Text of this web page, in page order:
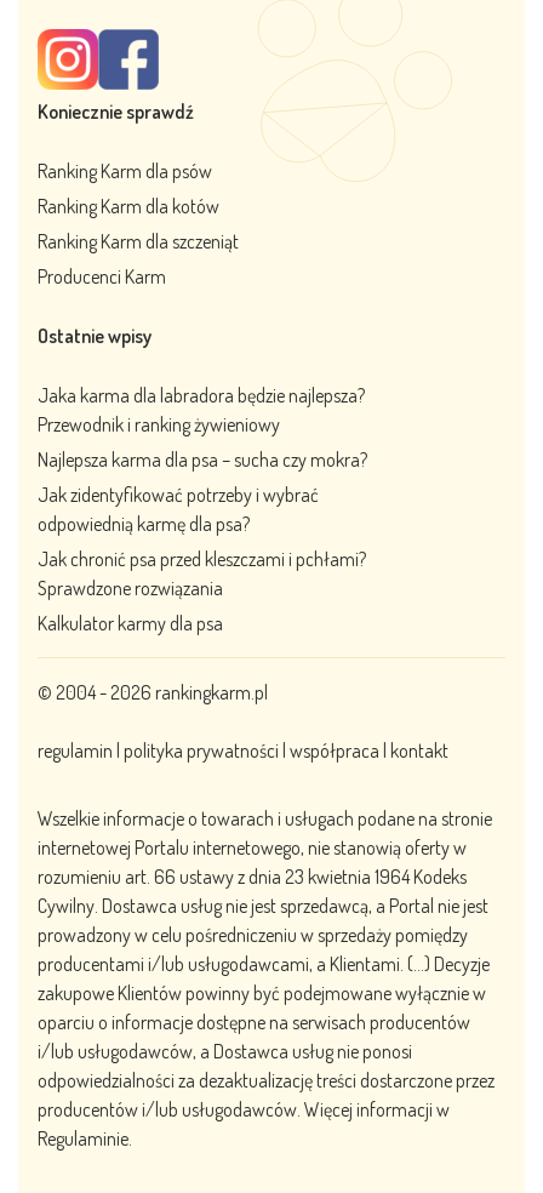
Koniecznie sprawdź
Ranking Karm dla psów
Ranking Karm dla kotów
Ranking Karm dla szczeniąt
Producenci Karm
Ostatnie wpisy
Jaka karma dla labradora będzie najlepsza?
Przewodnik i ranking żywieniowy
Najlepsza karma dla psa – sucha czy mokra?
Jak zidentyfikować potrzeby i wybrać
odpowiednią karmę dla psa?
Jak chronić psa przed kleszczami i pchłami?
Sprawdzone rozwiązania
Kalkulator karmy dla psa
© 2004 - 2026 rankingkarm.pl
regulamin polityka prywatności współpraca kontakt
Wszelkie informacje o towarach i usługach podane na stronie
internetowej Portalu internetowego, nie stanowią oferty w
rozumieniu art. 66 ustawy z dnia 23 kwietnia 1964 Kodeks
Cywilny. Dostawca usług nie jest sprzedawcą, a Portal nie jest
prowadzony w celu pośredniczeniu w sprzedaży pomiędzy
producentami i/lub usługodawcami, a Klientami. (…) Decyzje
zakupowe Klientów powinny być podejmowane wyłącznie w
oparciu o informacje dostępne na serwisach producentów
i/lub usługodawców, a Dostawca usług nie ponosi
odpowiedzialności za dezaktualizację treści dostarczone przez
producentów i/lub usługodawców. Więcej informacji w
Regulaminie.